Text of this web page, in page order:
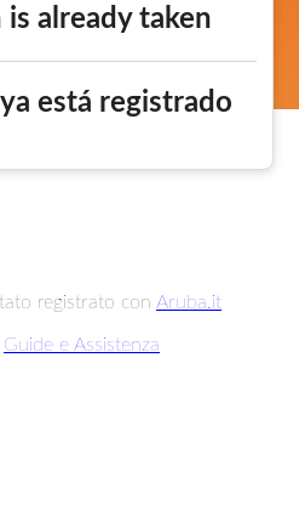
is already taken
está registrado
registrato con Aruba.it
Guide e Assistenza